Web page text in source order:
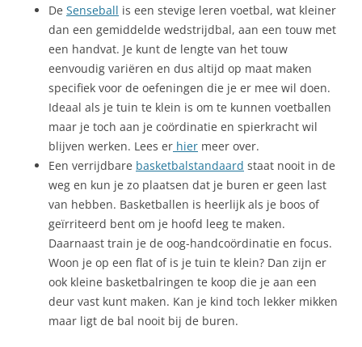
De Senseball is een stevige leren voetbal, wat kleiner
dan een gemiddelde wedstrijdbal, aan een touw met
een handvat. Je kunt de lengte van het touw
eenvoudig variëren en dus altijd op maat maken
specifiek voor de oefeningen die je er mee wil doen.
Ideaal als je tuin te klein is om te kunnen voetballen
maar je toch aan je coördinatie en spierkracht wil
blijven werken. Lees er hier meer over.
Een verrijdbare basketbalstandaard staat nooit in de
weg en kun je zo plaatsen dat je buren er geen last
van hebben. Basketballen is heerlijk als je boos of
geïrriteerd bent om je hoofd leeg te maken.
Daarnaast train je de oog-handcoördinatie en focus.
Woon je op een flat of is je tuin te klein? Dan zijn er
ook kleine basketbalringen te koop die je aan een
deur vast kunt maken. Kan je kind toch lekker mikken
maar ligt de bal nooit bij de buren.